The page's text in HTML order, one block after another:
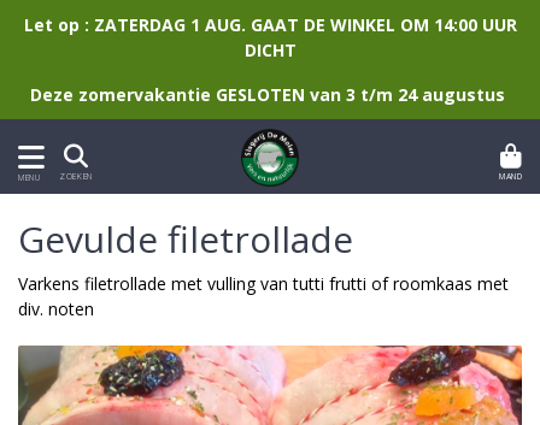
Let op : ZATERDAG 1 AUG. GAAT DE WINKEL OM 14:00 UUR
DICHT
Deze zomervakantie GESLOTEN van 3 t/m 24 augustus
MENU ZOEKEN MAND
Gevulde filetrollade
Varkens filetrollade met vulling van tutti frutti of roomkaas met
div. noten